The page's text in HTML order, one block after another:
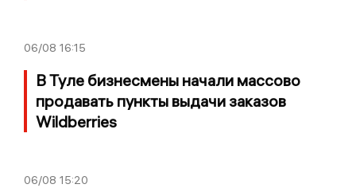
06/08 16:15
В Туле бизнесмены начали массово
продавать пункты выдачи заказов
Wildberries
06/08 15:20